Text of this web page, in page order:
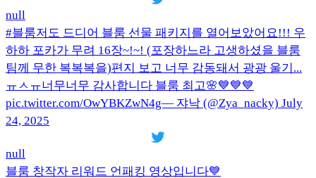
null
#블룸저도 드디어 블룸 선물 패키지를 열어보았어요!!! 우
하하 포카가 무려 16장~!~! (포장하느라 고생하셨을 블룸
팀께 무한 복복복을)편지 보고 너무 감동돼서 광광 울기...
ㅠㅅㅠ너무너무 감사합니다 블룸 최고🌸💙💙💙
pic.twitter.com/OwYBKZwN4g— 쟈낙 (@Zya_nacky) July
24, 2025
null
블룸 창작자 리워드 언패킹 영상입니다💙